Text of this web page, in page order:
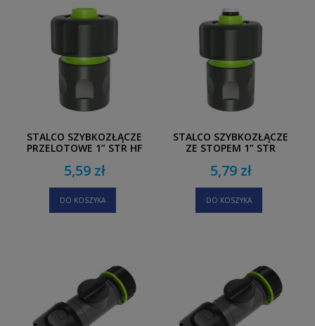
STALCO SZYBKOZŁĄCZE
PRZELOTOWE 1” STR HF
5,59 zł
DO KOSZYKA
STALCO SZYBKOZŁĄCZE
ZE STOPEM 1” STR
5,79 zł
DO KOSZYKA